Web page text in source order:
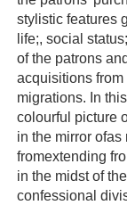
stylistic features
life;, social
of the patrons
acquisitions
migrations. In
colourful picture
in the mirror
fromextending
in the midst of
confessional